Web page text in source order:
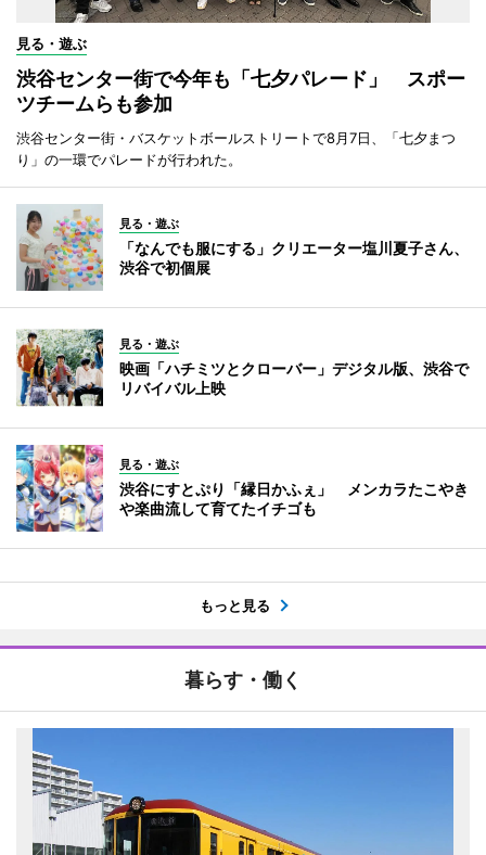
見る・遊ぶ
渋谷センター街で今年も「七夕パレード」 スポー
ツチームらも参加
渋谷センター街・バスケットボールストリートで8月7日、「七夕まつ
り」の一環でパレードが行われた。
見る・遊ぶ
「なんでも服にする」クリエーター塩川夏子さん、
渋谷で初個展
見る・遊ぶ
映画「ハチミツとクローバー」デジタル版、渋谷で
リバイバル上映
見る・遊ぶ
渋谷にすとぷり「縁日かふぇ」 メンカラたこやき
や楽曲流して育てたイチゴも
もっと見る
暮らす・働く